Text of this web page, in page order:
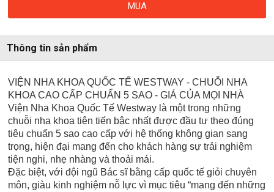
MUA
Thông tin sản phẩm
VIỆN NHA KHOA QUỐC TẾ WESTWAY - CHUỖI NHA
KHOA CAO CẤP CHUẨN 5 SAO - GIÁ CỦA MỌI NHÀ
Viện Nha Khoa Quốc Tế Westway là một trong những
chuỗi nha khoa tiên tiến bậc nhất được đầu tư theo đúng
tiêu chuẩn 5 sao cao cấp với hệ thống không gian sang
trọng, hiện đại mang đến cho khách hàng sự trải nghiệm
tiện nghi, nhẹ nhàng và thoải mái.
Đặc biệt, với đội ngũ Bác sĩ bằng cấp quốc tế giỏi chuyên
môn, giàu kinh nghiệm nỗ lực vì mục tiêu “mang đến những